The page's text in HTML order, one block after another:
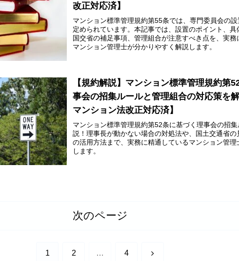
改正対応済】
マンション標準管理規約第55条では、専門委員会の
定められています。本記事では、設置のポイント、具
国交省の補足事項、管理組合が注意すべき点を、実務
マンション管理士が分かりやすく解説します。
【規約解説】マンション標準管理規約第
事会の招集ルールと管理組合の対応策を
マンション法改正対応済】
マンション標準管理規約第52条に基づく理事会の招
説！理事長が動かない場合の対処法や、国土交通省の
の活用方法まで、実務に精通しているマンション管理
します。
次のページ
1 2 … 4 次